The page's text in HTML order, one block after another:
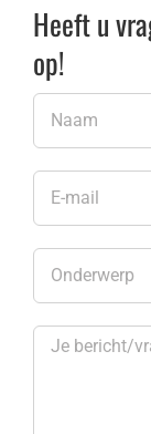
Heeft u
op!